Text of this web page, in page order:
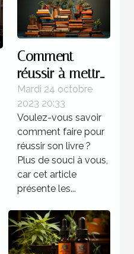
Comment
réussir à mettre
au point un
livre ?
Mardi 24 octobre
2023 20:33
Voulez-vous savoir
comment faire pour
réussir son livre ?
Plus de souci à vous,
car cet article
présente les...